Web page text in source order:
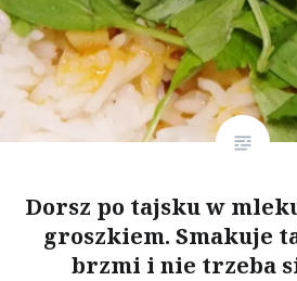
Dorsz po tajsku w
groszkiem. Smakuje
brzmi i nie trzeba